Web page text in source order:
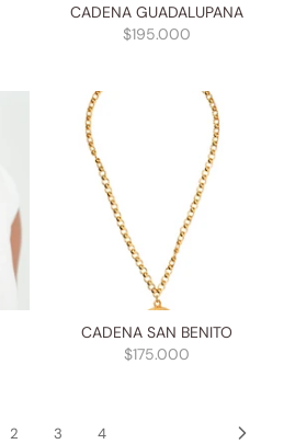
CADENA GUADALUPANA
$195.000
CADENA SAN BENITO
$175.000
2 3 4